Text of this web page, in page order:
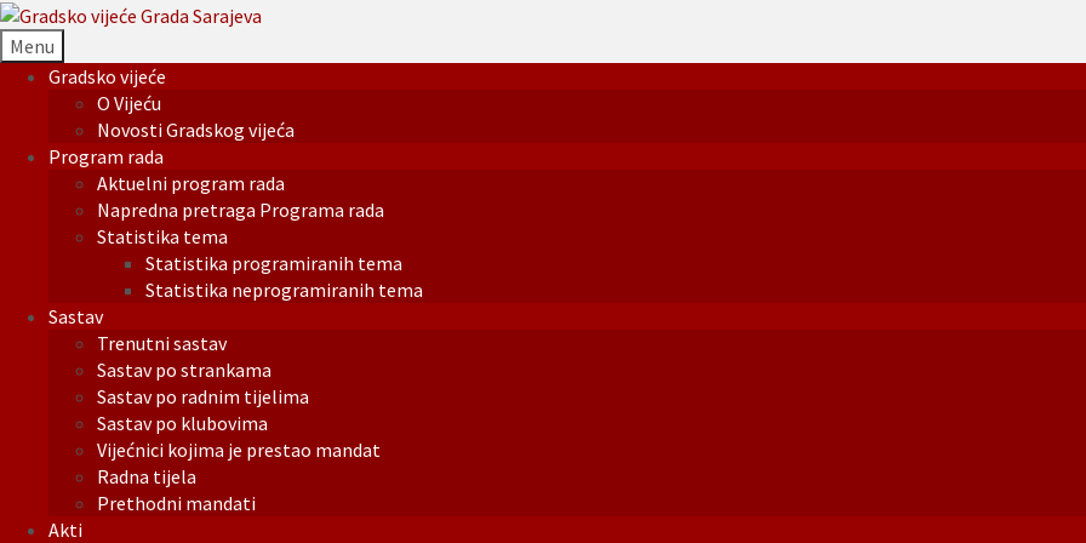
Menu
Gradsko vijeće
O Vijeću
Novosti Gradskog vijeća
Program rada
Aktuelni program rada
Napredna pretraga Programa rada
Statistika tema
Statistika programiranih tema
Statistika neprogramiranih tema
Sastav
Trenutni sastav
Sastav po strankama
Sastav po radnim tijelima
Sastav po klubovima
Vijećnici kojima je prestao mandat
Radna tijela
Prethodni mandati
Akti